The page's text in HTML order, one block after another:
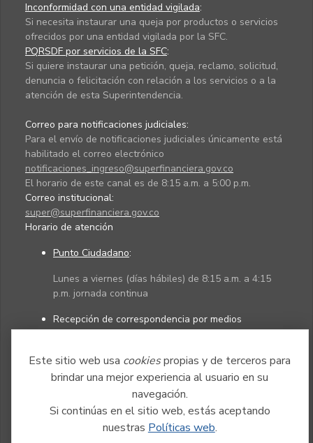
Este sitio web usa cookiespropias y de terceros para
brindar una mejor experiencia al usuario en su
navegación.
Si continúas en el sitio web, estás aceptando
nuestras Políticas web.
Inconformidad con una entidad vigilada:
Si necesita instaurar una queja por productos o servicios
ofrecidos por una entidad vigilada por la SFC.
PQRSDF por servicios de la SFC:
Si quiere instaurar una petición, queja, reclamo, solicitud,
denuncia o felicitación con relación a los servicios o a la
atención de esta Superintendencia.
Correo para notificaciones judiciales:
Para el envío de notificaciones judiciales únicamente está
habilitado el correo electrónico
notificaciones_ingreso@superfinanciera.gov.co
El horario de este canal es de 8:15 a.m. a 5:00 p.m.
Correo institucional:
super@superfinanciera.gov.co
Horario de atención
Punto Ciudadano:
Lunes a viernes (días hábiles) de 8:15 a.m. a 4:15
p.m. jornada continua
Recepción de correspondencia por medios
electrónicos:
Lunes a viernes (días hábiles) de 8:15 a.m. a 4:45
p.m. jornada continua
Políticas Mapa del sitio